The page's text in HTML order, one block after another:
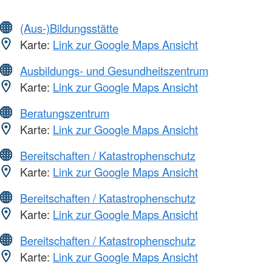
(Aus-)Bildungsstätte
Karte: Link zur Google Maps Ansicht
Ausbildungs- und Gesundheitszentrum
Karte: Link zur Google Maps Ansicht
Beratungszentrum
Karte: Link zur Google Maps Ansicht
Bereitschaften / Katastrophenschutz
Karte: Link zur Google Maps Ansicht
Bereitschaften / Katastrophenschutz
Karte: Link zur Google Maps Ansicht
Bereitschaften / Katastrophenschutz
Karte: Link zur Google Maps Ansicht